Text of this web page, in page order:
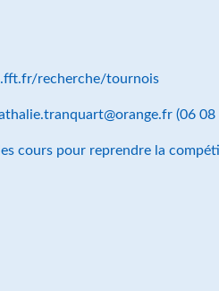
recherche/tournois
(06
cours pour reprendre la